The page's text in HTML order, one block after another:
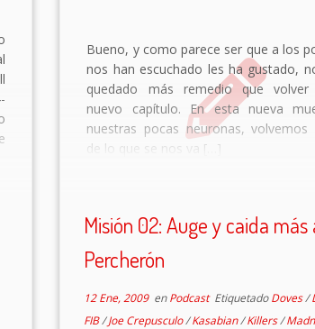
Bueno, y como parece ser que a los
nos han escuchado les ha gustado,
quedado más remedio que
nuevo capítulo. En esta nueva
nuestras pocas neuronas, volvemos
de lo que se nos va […]
Misión 02: Auge y caida
Percherón
12 Ene, 2009enPodcast EtiquetadoDoves/
FIB/Joe Crepusculo/Kasabian/Killers/